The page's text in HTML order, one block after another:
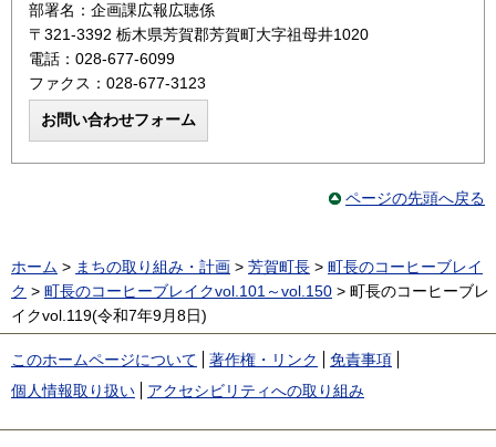
部署名：企画課広報広聴係
〒321-3392 栃木県芳賀郡芳賀町大字祖母井1020
電話：028-677-6099
ファクス：028-677-3123
ページの先頭へ戻る
ホーム > まちの取り組み・計画 > 芳賀町長 > 町長のコーヒーブレイ
ク > 町長のコーヒーブレイクvol.101～vol.150 > 町長のコーヒーブレ
イクvol.119(令和7年9月8日)
このホームページについて 著作権・リンク
免責事項
個人情報取り扱い
アクセシビリティへの取り組み